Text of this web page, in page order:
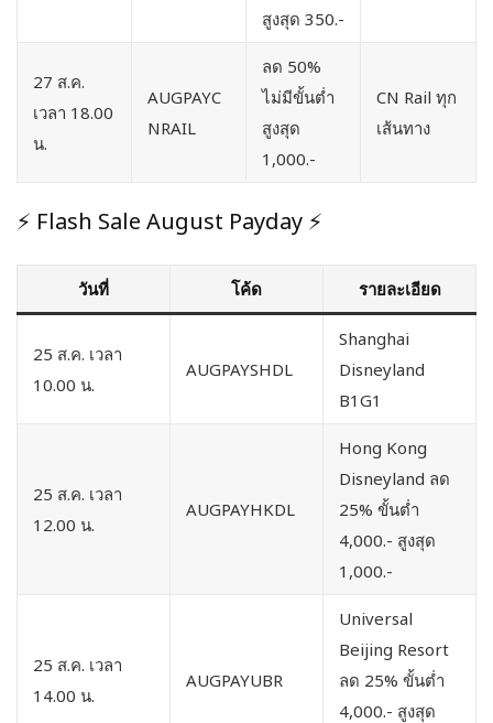
สูงสุด 350.-
27 ส.ค.
เวลา 18.00
น.
AUGPAYC
NRAIL
ลด 50%
ไม่มีขั้นต่ำ
สูงสุด
1,000.-
CN Rail ทุก
เส้นทาง
⚡️ Flash Sale August Payday ⚡️
วันที่ โค้ด รายละเอียด
25 ส.ค. เวลา
10.00 น.
AUGPAYSHDL
Shanghai
Disneyland
B1G1
25 ส.ค. เวลา
12.00 น.
AUGPAYHKDL
Hong Kong
Disneyland ลด
25% ขั้นต่ำ
4,000.- สูงสุด
1,000.-
25 ส.ค. เวลา
14.00 น.
AUGPAYUBR
Universal
Beijing Resort
ลด 25% ขั้นต่ำ
4,000.- สูงสุด